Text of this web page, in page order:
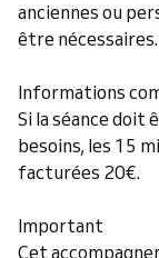
anciennes ou
être nécessaires.
Informations
Si la séance doit
besoins, les 15
facturées 20€.
Important
Cet